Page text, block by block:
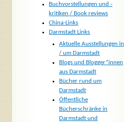
Buchvorstellungen und -
kritiken / Book reviews
China-Links
Darmstadt Links
Aktuelle Ausstellungen in
/ um Darmstadt
Blogs und Blogger*innen
aus Darmstadt
Bücher rund um
Darmstadt
Öffentliche
Bücherschränke in
Darmstadt und